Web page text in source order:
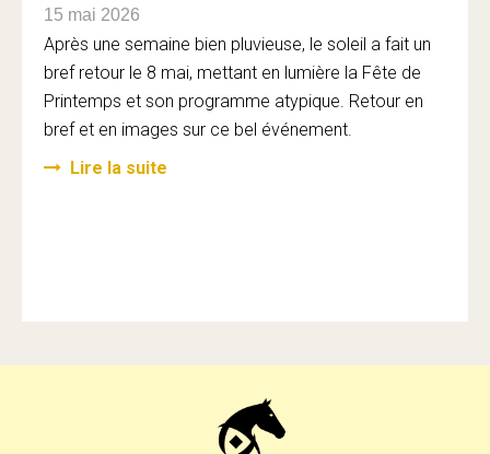
15 mai 2026
Après une semaine bien pluvieuse, le soleil a fait un
bref retour le 8 mai, mettant en lumière la Fête de
Printemps et son programme atypique. Retour en
bref et en images sur ce bel événement.
Lire la suite